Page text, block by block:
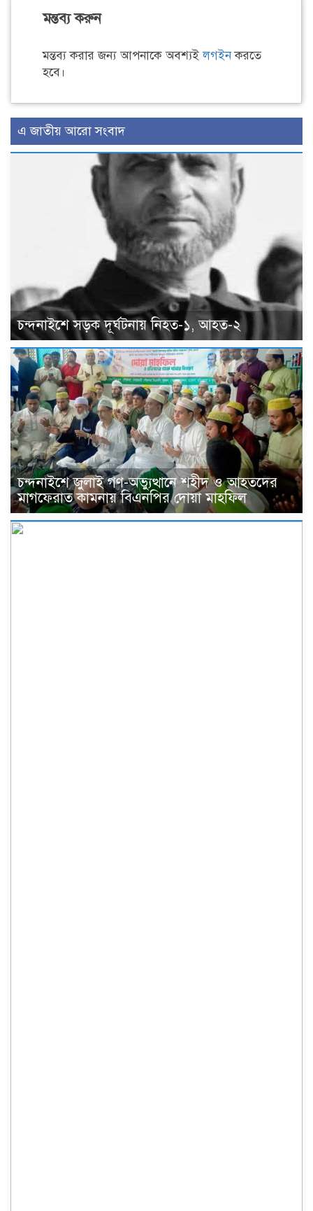
মন্তব্য করুন
মন্তব্য করার জন্য আপনাকে অবশ্যইলগইনকরতে
হবে।
এ জাতীয় আরো সংবাদ
চন্দনাইশে সড়ক দূর্ঘটনায় নিহত-১, আহত-২
চন্দনাইশে জুলাই গণ-অভ্যুত্থানে শহীদ ও আহতদের
মাগফেরাত কামনায় বিএনপির দোয়া মাহফিল